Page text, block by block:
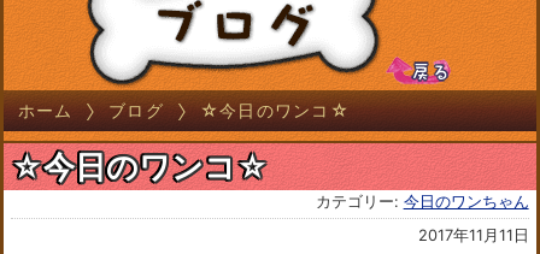
ホーム ブログ ☆今日のワンコ☆
☆今日のワンコ☆
カテゴリー: 今日のワンちゃん
2017年11月11日